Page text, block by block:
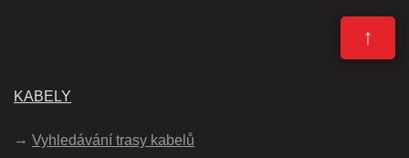
↑
KABELY
Vyhledávání trasy kabelů